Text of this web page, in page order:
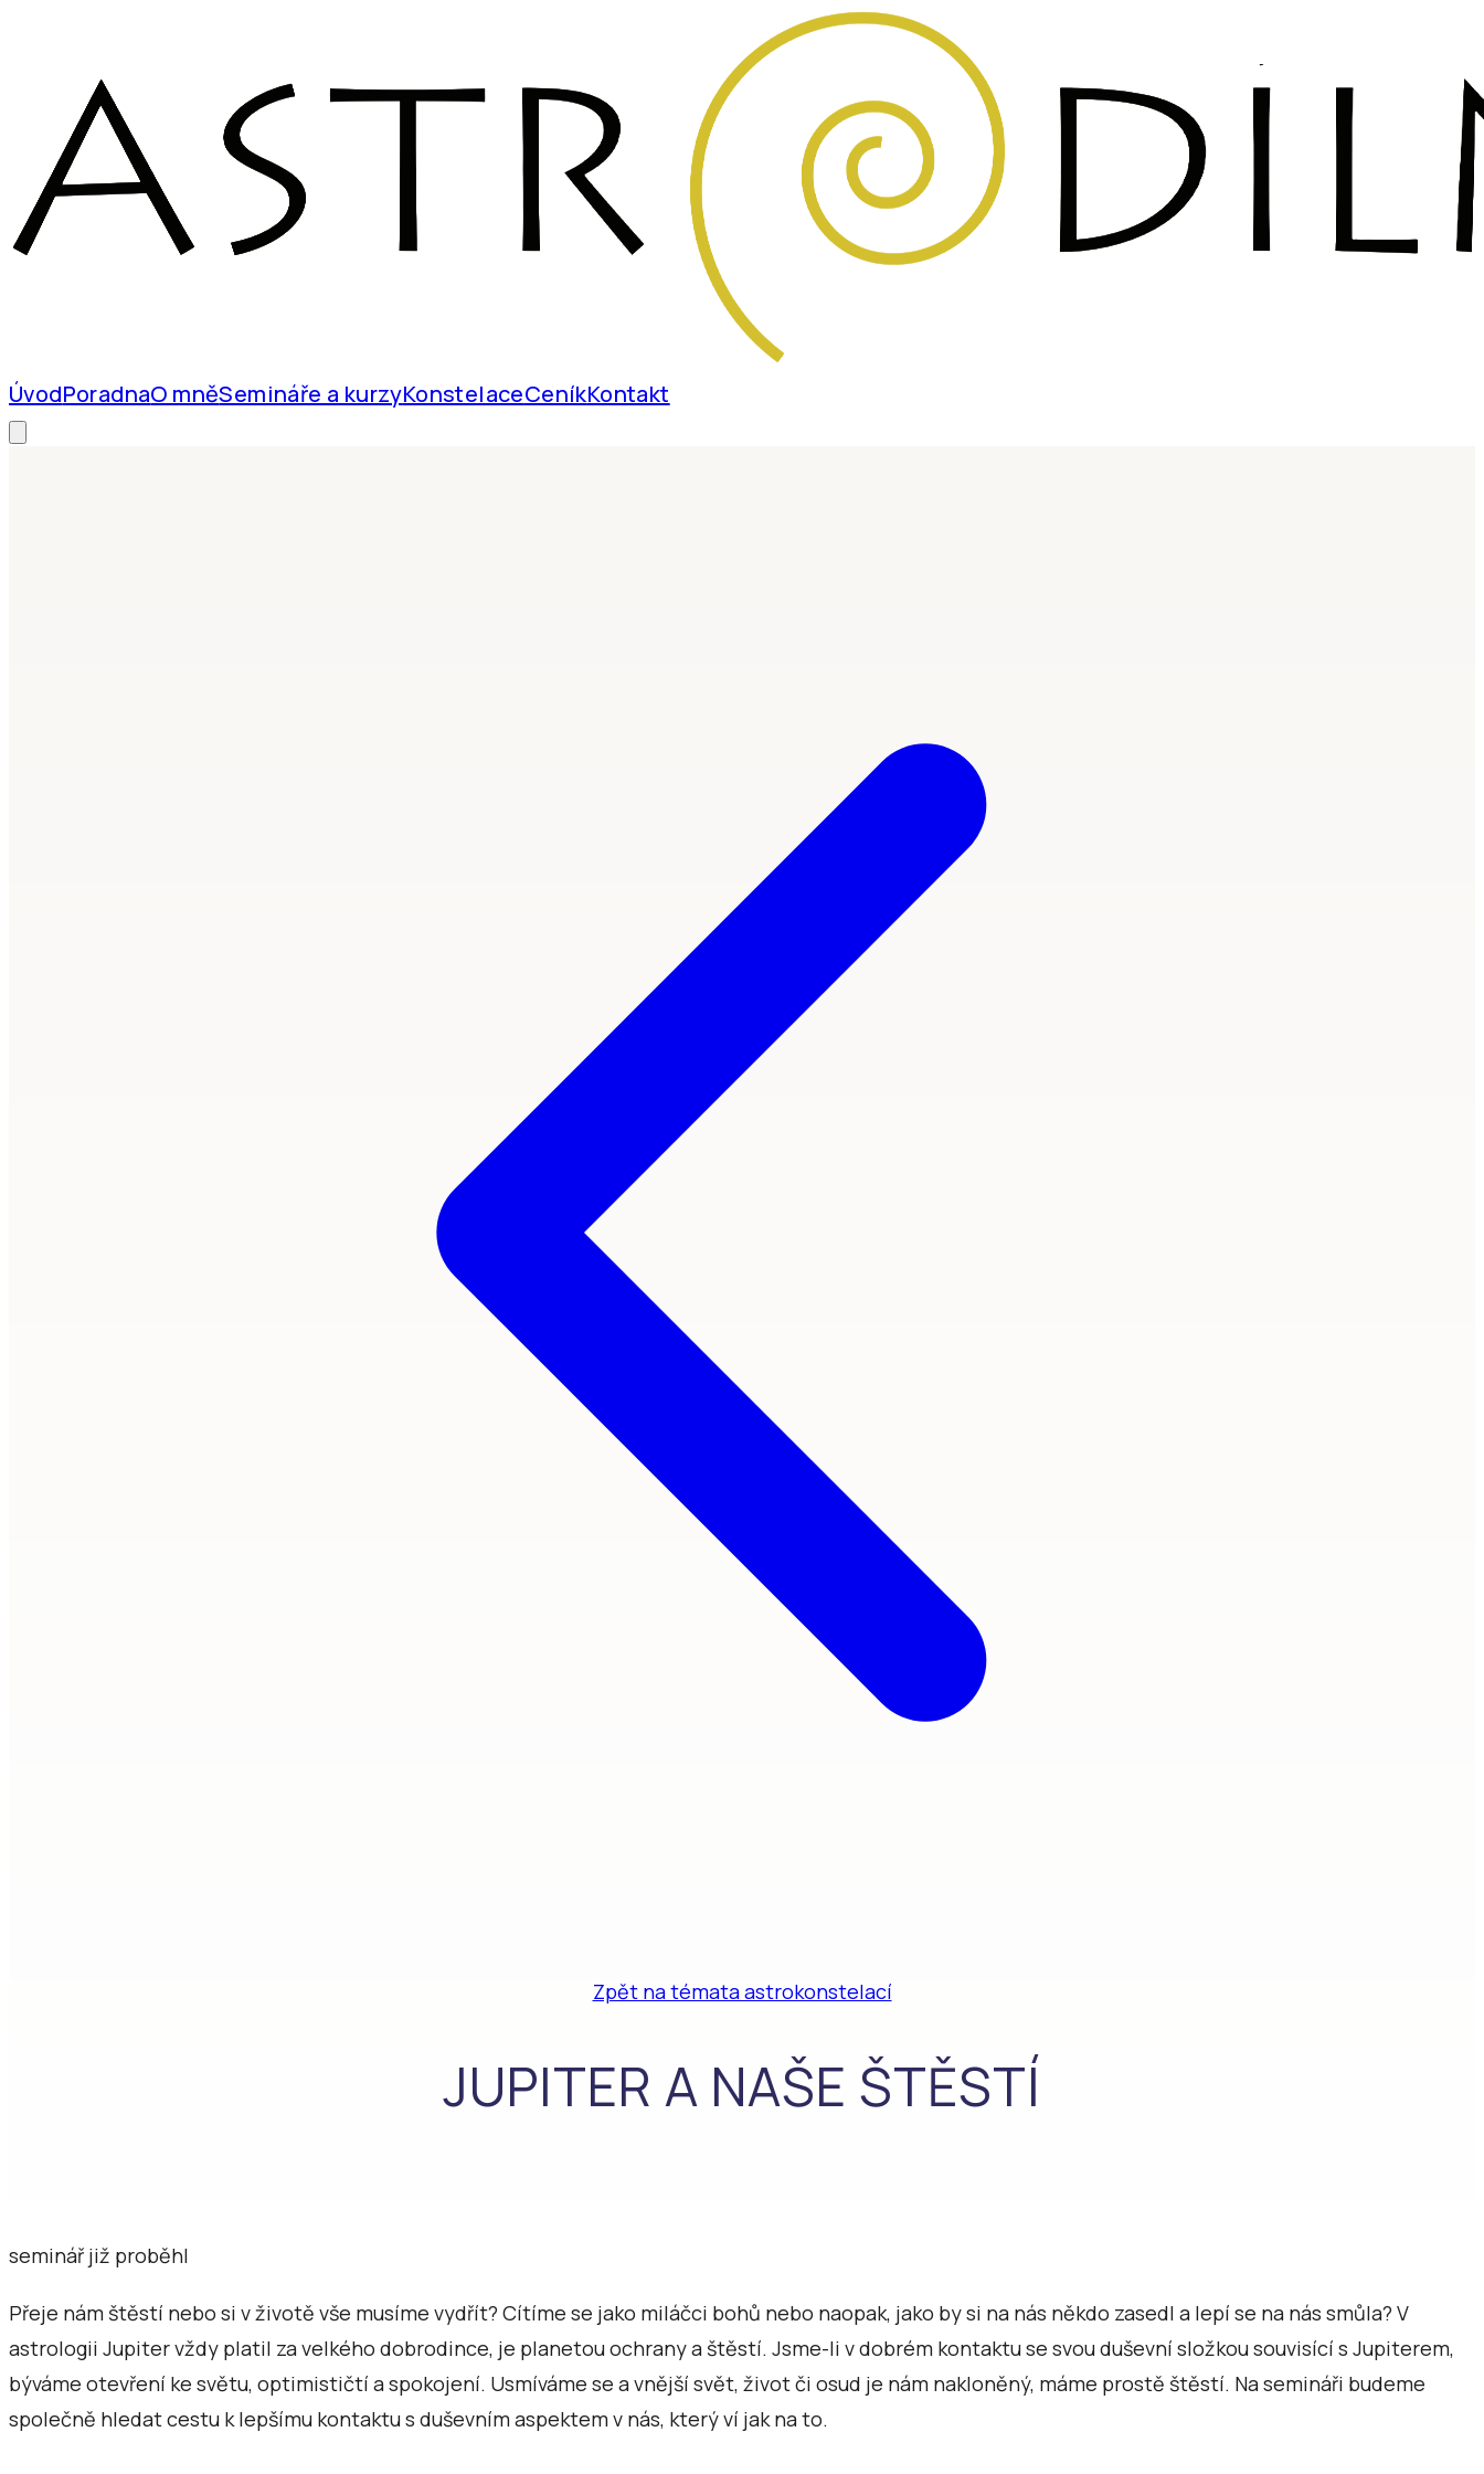
ÚvodPoradnaO mněSemináře a kurzyKonstelaceCeníkKontakt
Zpět na témata astrokonstelací
JUPITER A NAŠE ŠTĚSTÍ
seminář již proběhl
Přeje nám štěstí nebo si v životě vše musíme vydřít? Cítíme se jako miláčci bohů nebo naopak, jako by si na nás někdo zasedl a lepí se na nás smůla? V
astrologii Jupiter vždy platil za velkého dobrodince, je planetou ochrany a štěstí. Jsme-li v dobrém kontaktu se svou duševní složkou souvisící s Jupiterem,
býváme otevření ke světu, optimističtí a spokojení. Usmíváme se a vnější svět, život či osud je nám nakloněný, máme prostě štěstí. Na semináři budeme
společně hledat cestu k lepšímu kontaktu s duševním aspektem v nás, který ví jak na to.